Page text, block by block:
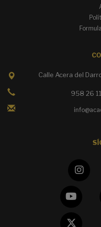
Calle Acera del
958 26